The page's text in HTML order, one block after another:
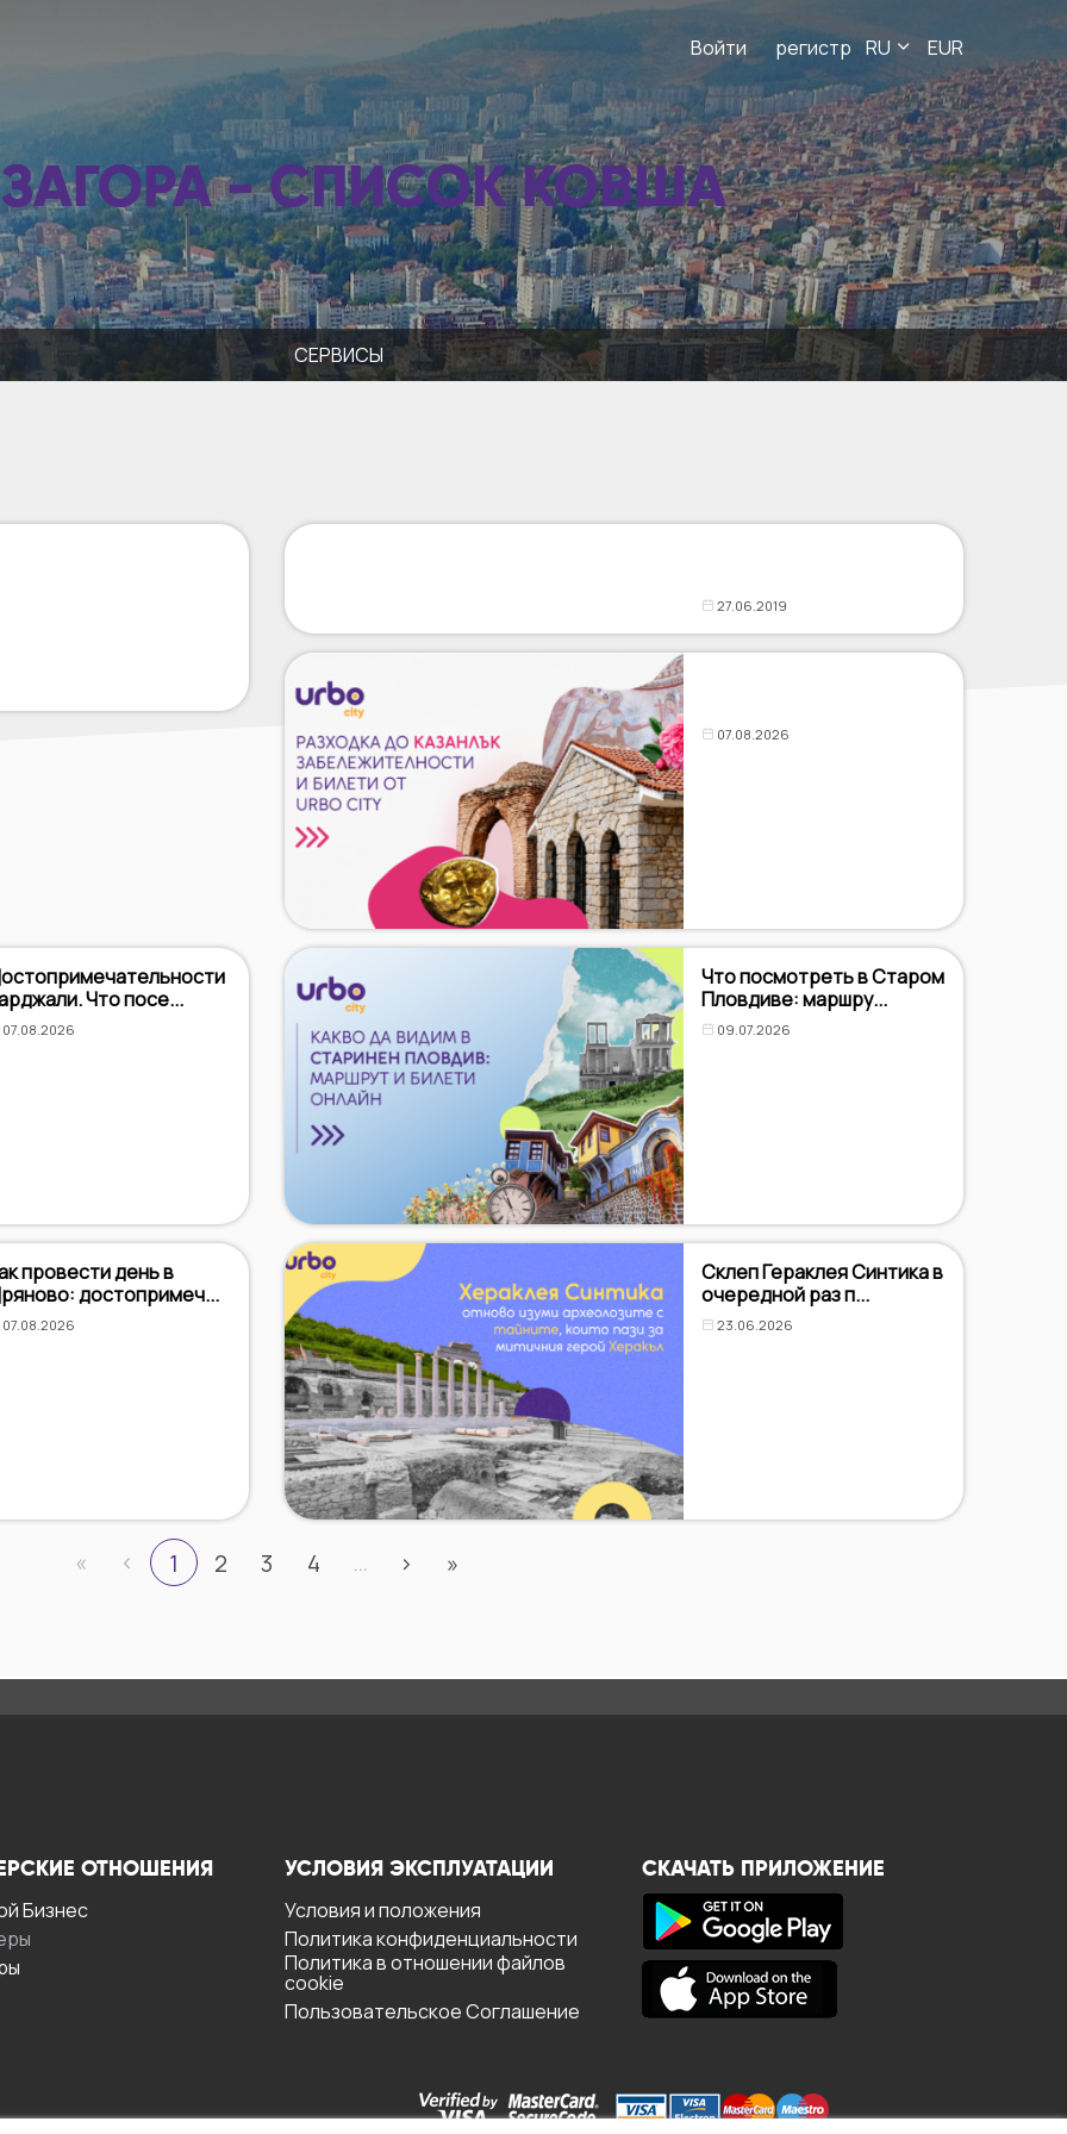
Войти регистр RU EUR
- СПИСОК КОВША
СЕРВИСЫ
27.06.2019
07.08.2026
Что посе...
07.08.2026
провести день в
достопримеч...
07.08.2026
Что посмотреть в Старом
Пловдиве: маршру...
09.07.2026
Склеп Гераклея Синтика в
очередной раз п...
23.06.2026
« ‹ 1 2 3 4 … › »
ОТНОШЕНИЯ
Бизнес
УСЛОВИЯ ЭКСПЛУАТАЦИИ
Условия и положения
Политика конфиденциальности
Политика в отношении файлов
cookie
Пользовательское Соглашение
СКАЧАТЬ ПРИЛОЖЕНИЕ